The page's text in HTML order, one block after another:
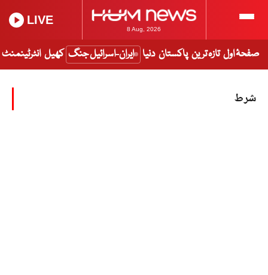
8 Aug, 2026
LIVE
صفحۂ اول تازہ ترین پاکستان دنیا ایران-اسرائیل جنگ کھیل انٹرٹینمنٹ
شرط